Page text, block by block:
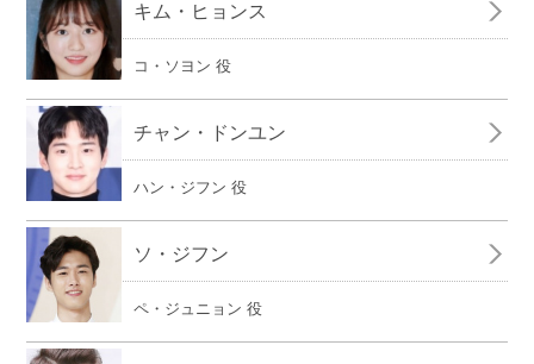
キム・ヒョンス
コ・ソヨン 役
チャン・ドンユン
ハン・ジフン 役
ソ・ジフン
ペ・ジュニョン 役